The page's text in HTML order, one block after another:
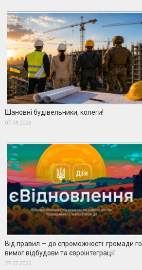
Шановні будівельники, колеги!
07.08.2026
Від правил — до спроможності: громади
вимог відбудови та євроінтеграції
27.07.2026